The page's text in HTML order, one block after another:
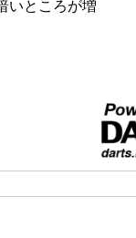
いところが増